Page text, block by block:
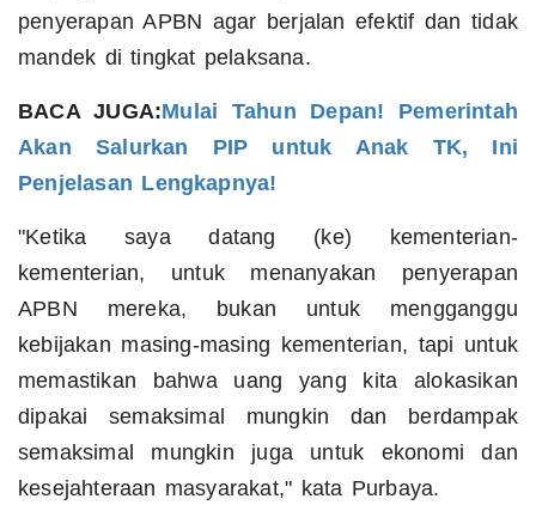
penyerapan APBN agar berjalan efektif dan tidak
mandek di tingkat pelaksana.
BACA JUGA:Mulai Tahun Depan! Pemerintah
Akan Salurkan PIP untuk Anak TK, Ini
Penjelasan Lengkapnya!
"Ketika saya datang (ke) kementerian-
kementerian, untuk menanyakan penyerapan
APBN mereka, bukan untuk mengganggu
kebijakan masing-masing kementerian, tapi untuk
memastikan bahwa uang yang kita alokasikan
dipakai semaksimal mungkin dan berdampak
semaksimal mungkin juga untuk ekonomi dan
kesejahteraan masyarakat," kata Purbaya.